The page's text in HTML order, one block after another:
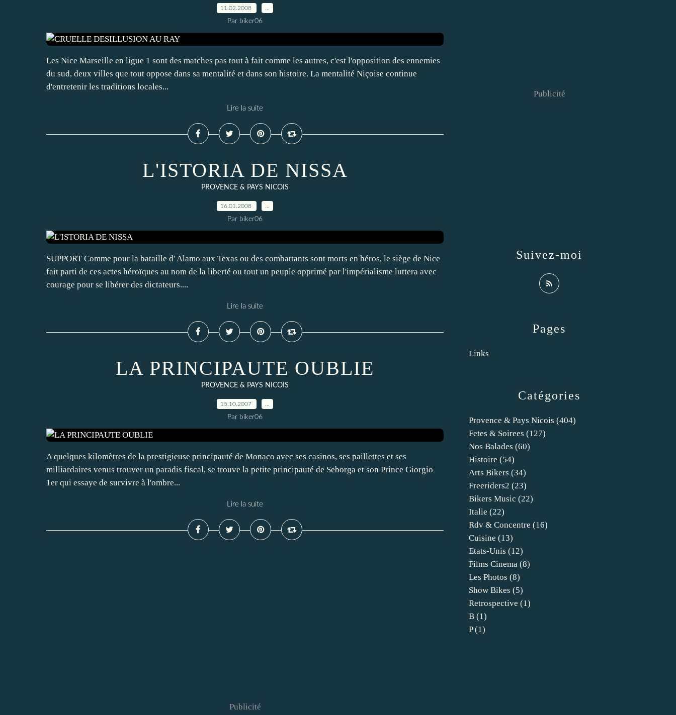
11.02.2008
Par biker06
Les Nice Marseille en ligue 1 sont des matches pas tout à fait comme les autres, c'est l'opposition des ennemies
du sud, deux villes que tout oppose dans sa mentalité et dans son histoire. La mentalité Niçoise continue
d'entretenir les traditions locales...
Lire la suite
L'ISTORIA DE NISSA
PROVENCE & PAYS NICOIS
16.01.2008
Par biker06
SUPPORT Comme pour la bataille d' Alamo aux Texas ou des combattants sont morts en héros, le siège de Nice
fait parti de ces actes héroïques au nom de la liberté ou tout un peuple opprimé par l'impérialisme luttera avec
courage pour se libérer des dictateurs....
Lire la suite
LA PRINCIPAUTE OUBLIE
PROVENCE & PAYS NICOIS
15.10.2007
Par biker06
A quelques kilomètres de la prestigieuse principauté de Monaco avec ses casinos, ses paillettes et ses
milliardaires venus trouver un paradis fiscal, se trouve la petite principauté de Seborga et son Prince Giorgio
1er qui essaye de survivre à l'ombre...
Lire la suite
Publicité
Catégories
Provence & Pays Nicois (404)
Fetes & Soirees (127)
Nos Balades (60)
Histoire (54)
Arts Bikers (34)
Freeriders2 (23)
Bikers Music (22)
Italie (22)
Rdv & Concentre (16)
Cuisine (13)
Etats-Unis (12)
Films Cinema (8)
Les Photos (8)
Show Bikes (5)
Retrospective (1)
B (1)
P(1)
Pages
Links
Suivez-moi
Publicité